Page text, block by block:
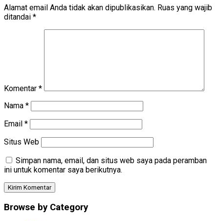
Alamat email Anda tidak akan dipublikasikan. Ruas yang wajib
ditandai *
Komentar *
Nama *
Email *
Situs Web
Simpan nama, email, dan situs web saya pada peramban
ini untuk komentar saya berikutnya.
Browse by Category